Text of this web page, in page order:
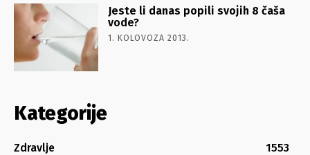
Jeste li danas popili svojih 8 čaša
vode?
1. KOLOVOZA 2013.
Kategorije
Zdravlje
1553